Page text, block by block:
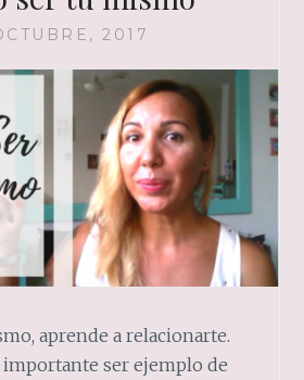
2017
aprende a relacionarte.
ser ejemplo de